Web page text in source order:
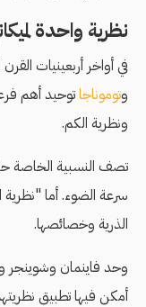
نظرية واحدة
في أواخر أربعينيات
وتوموناجاتوحيد أهم
ونظرية الكم.
تصف النسبية الخاصة
سرعة الضوء. أما
الذرية وخصائصها.
وحد فاينمان وشوينجر
أمكن فيها تطبيق